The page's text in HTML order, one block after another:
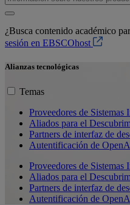
¿Busca contenido académico
sesión en EBSCOhost
Alianzas tecnológicas
Temas
Proveedores de
Aliados para el
Partners de interfaz de
Autentificación de
Proveedores de
Aliados para el
Partners de interfaz de
Autentificación de